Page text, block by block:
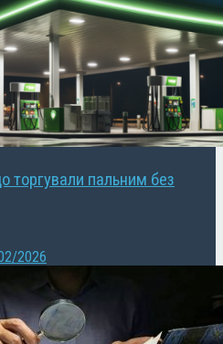
торгували пальним без
2026